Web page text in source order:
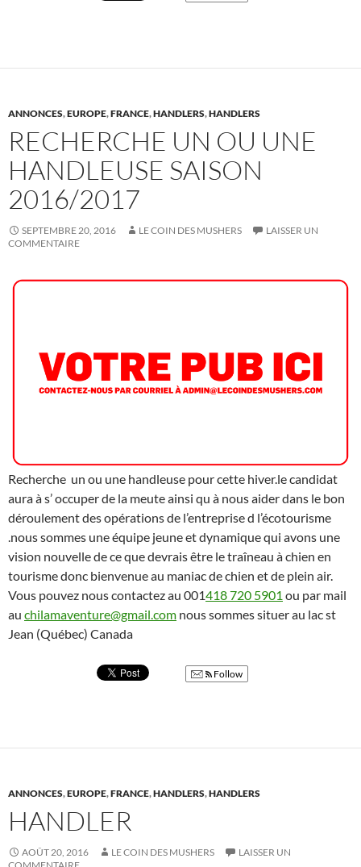
ANNONCES,EUROPE,FRANCE,HANDLERS,HANDLERS
RECHERCHE UN OU UNE
HANDLEUSE SAISON
2016/2017
SEPTEMBRE 20, 2016 LE COIN DES MUSHERS
LAISSER UN
COMMENTAIRE
Recherche un ou une handleuse pour cette hiver.le candidat
aura à s’ occuper de la meute ainsi qu à nous aider dans le bon
déroulement des opérations de l’entreprise d l’écotourisme
.nous sommes une équipe jeune et dynamique qui avons une
vision nouvelle de ce que devrais être le traîneau à chien en
tourisme donc bienvenue au maniac de chien et de plein air.
Vous pouvez nous contactez au 001418 720 5901 ou par mail
au chilamaventure@gmail.com nous sommes situer au lac st
Jean (Québec) Canada
Follow
ANNONCES,EUROPE,FRANCE,HANDLERS,HANDLERS
HANDLER
AOÛT 20, 2016 LE COIN DES MUSHERS
LAISSER UN